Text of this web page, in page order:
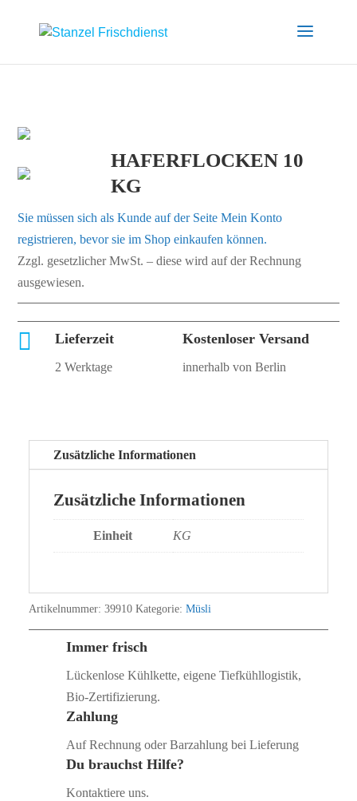
HAFERFLOCKEN 10
KG
Sie müssen sich als Kunde auf der SeiteMein Konto
registrieren, bevor sie im Shop einkaufen können.
Zzgl. gesetzlicher MwSt. – diese wird auf der Rechnung
ausgewiesen.
 Lieferzeit
2 Werktage
Kostenloser Versand
innerhalb von Berlin
Zusätzliche Informationen
Zusätzliche Informationen
Einheit KG
Artikelnummer: 39910 Kategorie: Müsli
Immer frisch
Lückenlose Kühlkette, eigene Tiefkühllogistik,
Bio‑Zertifizierung.
Zahlung
Auf Rechnung oder Barzahlung bei Lieferung
Du brauchst Hilfe?
Kontaktiere uns.